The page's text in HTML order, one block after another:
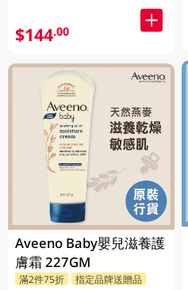
$144.00
Aveeno Baby嬰兒滋養護
膚霜 227GM
滿2件75折 指定品牌送贈品